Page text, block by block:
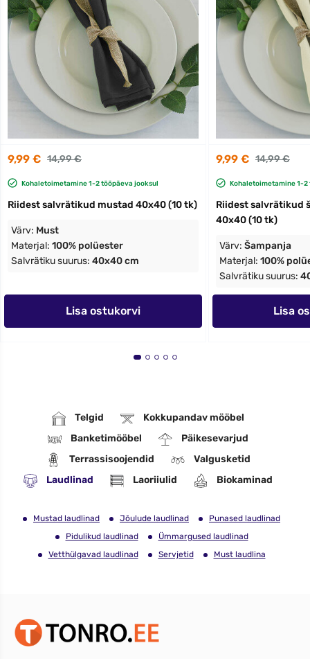
9,99 € 14,99 €
Kohaletoimetamine 1-2 tööpäeva jooksul
Riidest salvrätikud mustad 40x40 (10 tk)
Värv: Must
Materjal: 100% polüester
Salvrätiku suurus: 40x40 cm
Lisa ostukorvi
9,99 € 14,99 €
Kohaletoimetamine 1-
Riidest salvrätikud
40x40 (10 tk)
Värv: Šampanja
Materjal: 100%
Salvrätiku suurus:
Lisa
Telgid
Kokkupandav mööbel
Banketimööbel
Päikesevarjud
Terrassisoojendid
Valgusketid
Laudlinad
Laoriiulid Biokaminad
Mustad laudlinad Jõulude laudlinad
Punased laudlinad
Pidulikud laudlinad
Ümmargused laudlinad
Vetthülgavad laudlinad
Servjetid Must laudlina